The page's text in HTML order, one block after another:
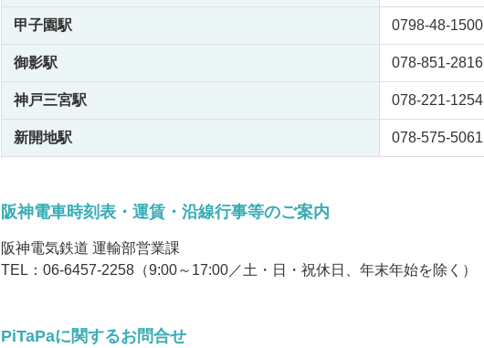
甲子園駅 0798-48-1500
御影駅 078-851-2816
神戸三宮駅 078-221-1254
新開地駅 078-575-5061
阪神電車時刻表・運賃・沿線行事等のご案内
阪神電気鉄道 運輸部営業課
TEL： 06-6457-2258 （9:00～17:00／土・日・祝休日、年末年始を除く）
PiTaPaに関するお問合せ